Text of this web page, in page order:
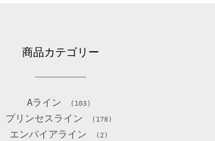
商品カテゴリー
Aライン (103)
プリンセスライン (178)
エンパイアライン (2)